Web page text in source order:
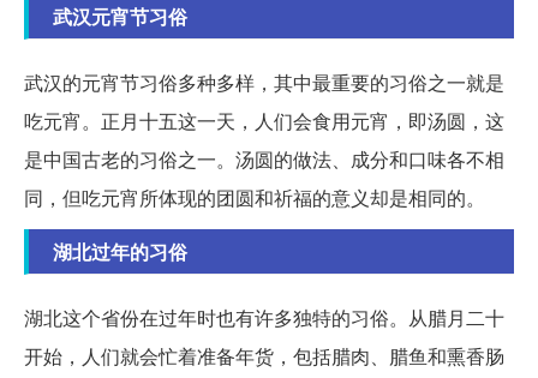
武汉元宵节习俗
武汉的元宵节习俗多种多样，其中最重要的习俗之一就是
吃元宵。正月十五这一天，人们会食用元宵，即汤圆，这
是中国古老的习俗之一。汤圆的做法、成分和口味各不相
同，但吃元宵所体现的团圆和祈福的意义却是相同的。
湖北过年的习俗
湖北这个省份在过年时也有许多独特的习俗。从腊月二十
开始，人们就会忙着准备年货，包括腊肉、腊鱼和熏香肠